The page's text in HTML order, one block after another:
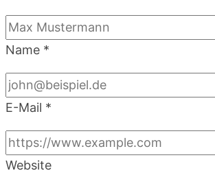
Name *
E-Mail *
Website